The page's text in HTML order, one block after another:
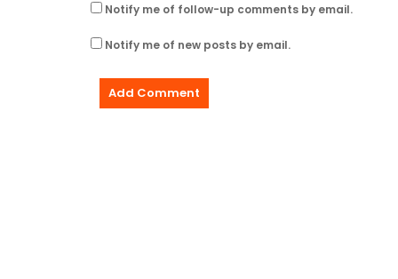
Notify me of follow-up comments by email.
Notify me of new posts by email.